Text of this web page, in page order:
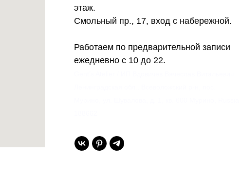
этаж.
Смольный пр., 17, вход с набережной.
Работаем по предварительной записи
ежедневно с 10 до 22.